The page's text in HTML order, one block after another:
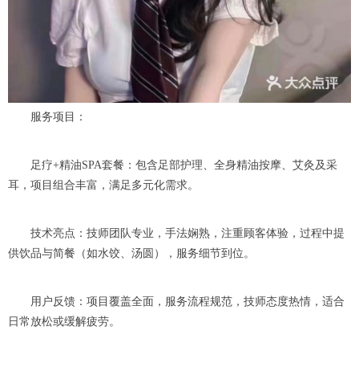
服务项目：
足疗+精油SPA套餐：包含足部护理、全身精油按摩、艾灸及采
耳，项目组合丰富，满足多元化需求。
技术亮点：技师团队专业，手法娴熟，注重顾客体验，过程中提
供饮品与简餐（如水饺、汤圆），服务细节到位。
用户反馈：项目覆盖全面，服务流程规范，技师态度热情，适合
日常放松或缓解疲劳。